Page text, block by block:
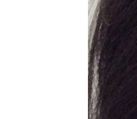
＼お試し体験コース受付中／
予約フォーム
24時間ご予約受付中